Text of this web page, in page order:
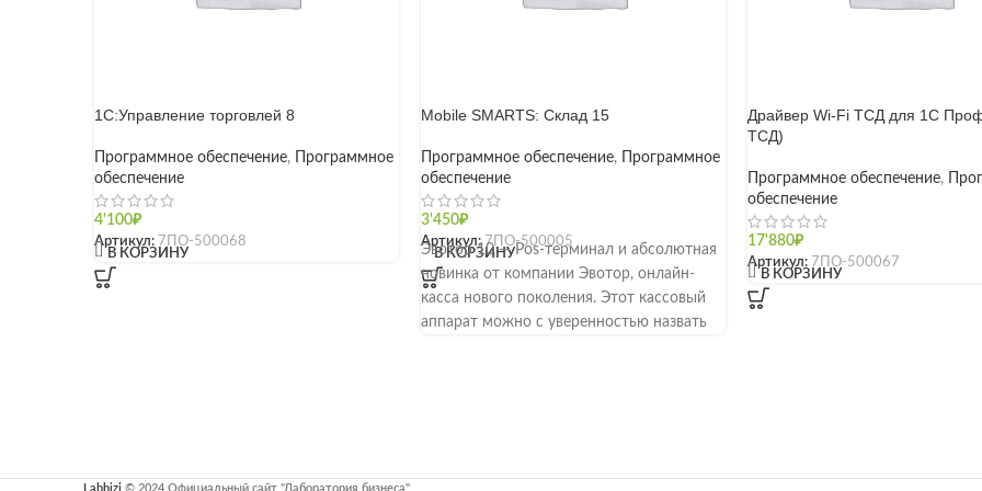
1С:Управление торговлей 8
Программное обеспечение,
Программное
обеспечение
4'100₽
В КОРЗИНУ
Артикул: 7ПО-500068
[]
Mobile SMARTS: Склад 15
Программное обеспечение,
Программное
обеспечение
3'450₽
В КОРЗИНУ
Артикул: 7ПО-500005
Эвотор 10 — Pos-терминал и абсолютная
новинка от компании Эвотор, онлайн-
касса нового поколения. Этот кассовый
аппарат можно с уверенностью назвать
Драйвер Wi-Fi ТСД для 1С
ТСД)
Программное обеспечение,
обеспечение
17'880₽
В КОРЗИНУ
Артикул: 7ПО-500067
[]
Labbizi © 2024 Официальный сайт "Лаборатория бизнеса"